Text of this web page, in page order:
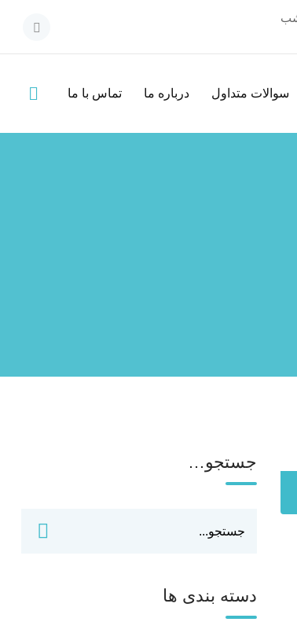
سوالات متداول درباره ما تماس با ما
جستجو…
دسته بندی ها